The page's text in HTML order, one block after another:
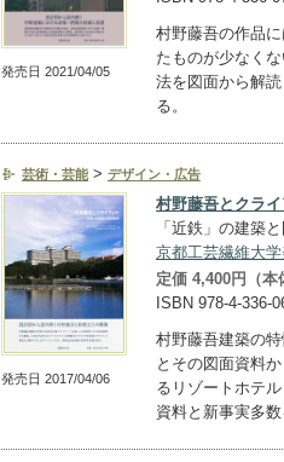
発売日 2021/04/05
村野藤吾の作品
たものが少なく
法を図面から解
る。
芸術・芸能 > デザイン・広告
発売日 2017/04/06
村野藤吾とクライ
「近鉄」の建築
京都工芸繊維大
定価 4,400円（本
ISBN 978-4-336-
村野藤吾建築の
とその図面資料
るリゾートホテ
資料と新事実多数